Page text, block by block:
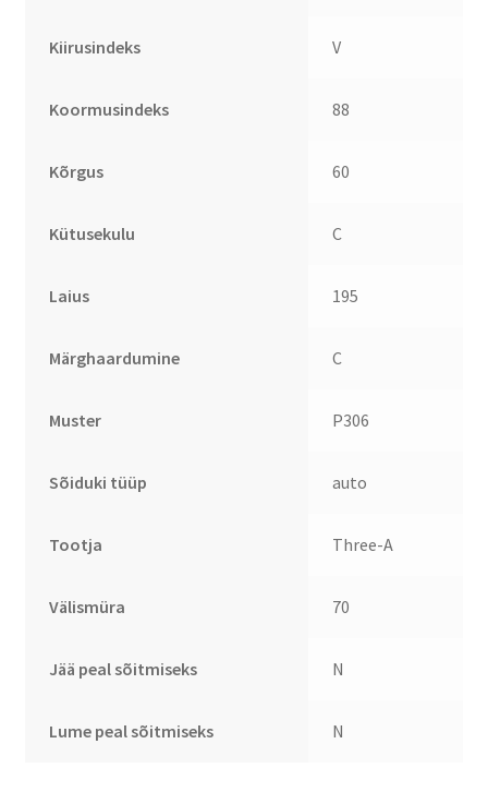
Kiirusindeks V
Koormusindeks 88
Kõrgus 60
Kütusekulu C
Laius 195
Märghaardumine C
Muster P306
Sõiduki tüüp auto
Tootja Three-A
Välismüra 70
Jää peal sõitmiseks N
Lume peal sõitmiseks N